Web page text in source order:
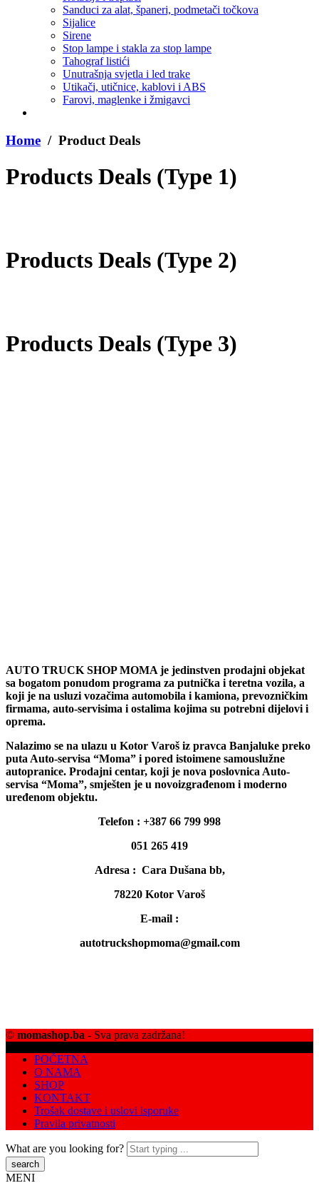
Sanduci za alat, španeri, podmetači točkova
Sijalice
Sirene
Stop lampe i stakla za stop lampe
Tahograf listići
Unutrašnja svjetla i led trake
Utikači, utičnice, kablovi i ABS
Farovi, maglenke i žmigavci
Home / Product Deals
Products Deals (Type 1)
Products Deals (Type 2)
Products Deals (Type 3)
AUTO TRUCK SHOP MOMA je jedinstven prodajni objekat
sa bogatom ponudom programa za putnička i teretna vozila, a
koji je na usluzi vozačima automobila i kamiona, prevozničkim
firmama, auto-servisima i ostalima kojima su potrebni dijelovi i
oprema.
Nalazimo se na ulazu u Kotor Varoš iz pravca Banjaluke preko
puta Auto-servisa “Moma” i pored istoimene samouslužne
autopranice. Prodajni centar, koji je nova poslovnica Auto-
servisa “Moma”, smješten je u novoizgrađenom i moderno
uređenom objektu.
Telefon : +387 66 799 998
051 265 419
Adresa : Cara Dušana bb,
78220 Kotor Varoš
E-mail :
autotruckshopmoma@gmail.com
© momashop.ba - Sva prava zadržana!
POČETNA
O NAMA
SHOP
KONTAKT
Trošak dostave i uslovi isporuke
Pravila privatnosti
What are you looking for?
MENI